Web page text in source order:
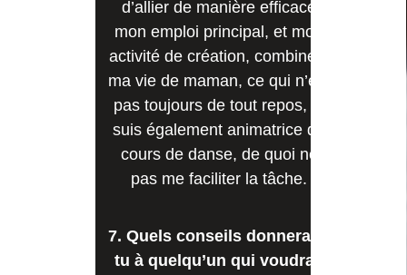
d’allier de manière efficace
mon emploi principal, et mon
activité de création, combiné à
ma vie de maman, ce qui n’est
pas toujours de tout repos, je
suis également animatrice de
cours de danse, de quoi ne
pas me faciliter la tâche.
7. Quels conseils donnerais-
tu à quelqu’un qui voudrait